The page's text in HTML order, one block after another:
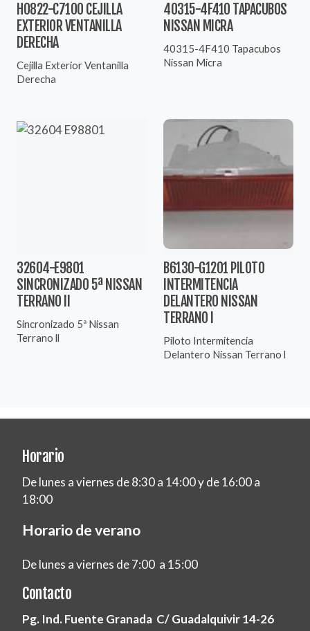
H0822-C7100 CEJILLA
EXTERIOR VENTANILLA
DERECHA
Cejilla Exterior Ventanilla
Derecha
40315-4F410 TAPACUBOS
NISSAN MICRA
40315-4F410 Tapacubos
Nissan Micra
32604-E9801
SINCRONIZADO 5ª NISSAN
TERRANO II
Sincronizado 5ª Nissan
Terrano ll
B6130-G1201 PILOTO
INTERMITENCIA
DELANTERO NISSAN
TERRANO I
Piloto Intermitencia
Delantero Nissan Terrano l
Horario
De lunes a viernes de 8:30 a 14:00 y de 16:00 a
18:00
Horario de verano
De lunes a viernes de 7:00 a 15:00
Contacto
Pg. Ind. Fuente Granada C/ Guadalquivir 14-26